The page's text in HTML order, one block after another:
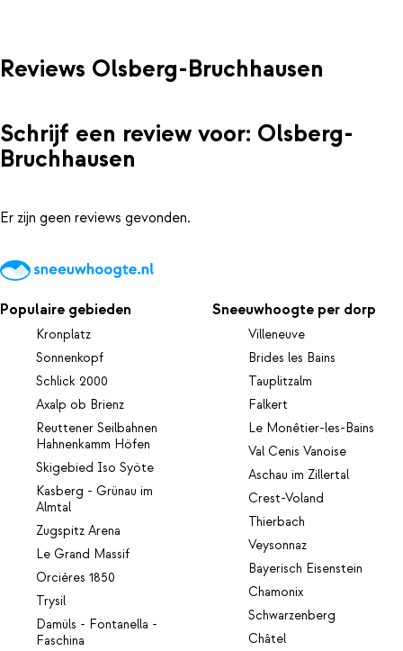
Reviews Olsberg-Bruchhausen
Schrijf een review voor: Olsberg-
Bruchhausen
Er zijn geen reviews gevonden.
Populaire gebieden
Kronplatz
Sonnenkopf
Schlick 2000
Axalp ob Brienz
Reuttener Seilbahnen
Hahnenkamm Höfen
Skigebied Iso Syöte
Kasberg - Grünau im
Almtal
Zugspitz Arena
Le Grand Massif
Orcières 1850
Trysil
Damüls - Fontanella -
Faschina
Sneeuwhoogte per dorp
Villeneuve
Brides les Bains
Tauplitzalm
Falkert
Le Monêtier-les-Bains
Val Cenis Vanoise
Aschau im Zillertal
Crest-Voland
Thierbach
Veysonnaz
Bayerisch Eisenstein
Chamonix
Schwarzenberg
Châtel